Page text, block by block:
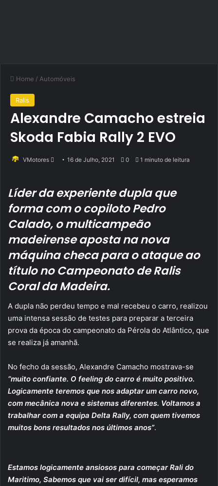
Home / Automóveis
Ralis
Alexandre Camacho estreia
Skoda Fabia Rally 2 EVO
VMotores
Send16 de Julho, 2021 0 1 minuto de leitura
Líder da experiente dupla que
forma com o copiloto Pedro
Calado, o multicampeão
madeirense aposta na nova
máquina checa para o ataque ao
título no Campeonato de Ralis
Coral da Madeira.
A dupla não perdeu tempo e mal recebeu o carro, realizou
uma intensa sessão de testes para preparar a terceira
prova da época do campeonato da Pérola do Atlântico, que
se realiza já amanhã.
No fecho da sessão, Alexandre Camacho mostrava-se
“muito confiante. O feeling do carro é muito positivo.
Logicamente teremos que nos adaptar um carro novo,
com mecânica nova e sistemas diferentes. Voltamos a
trabalhar com a equipa Delta Rally, com quem tivemos
muitos bons resultados nos últimos anos”.
Estamos logicamente ansiosos para começar Rali do
Maritimo, Sabemos que vai ser difícil, mas esperamos